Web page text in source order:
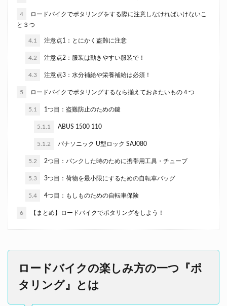
4
ロードバイクでポタリングをする際に注意しなければいけないこ
と３つ
4.1 注意点1：とにかく盗難に注意
4.2 注意点2：服装は動きやすい服装で！
4.3 注意点3：水分補給や栄養補給は必須！
5 ロードバイクでポタリングするなら揃えておきたいもの４つ
5.1 1つ目：盗難防止のための鍵
5.1.1 ABUS 1500 110
5.1.2 パナソニック U型ロック SAJ080
5.2 2つ目：パンクした時のために携帯用工具・チューブ
5.3 3つ目：荷物を最小限にするための自転車バッグ
5.4 4つ目：もしものための自転車保険
6 【まとめ】ロードバイクでポタリングをしよう！
ロードバイクの楽しみ方の一つ『ポ
タリング』とは